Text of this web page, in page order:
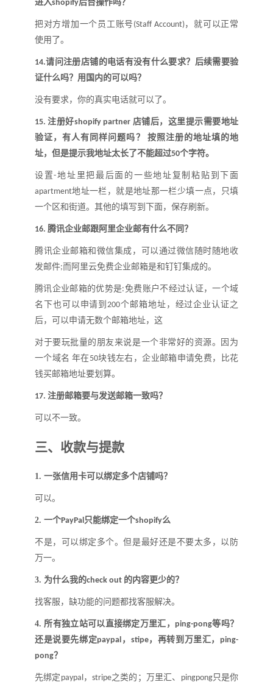
进入shopify后台操作吗？
把对方增加一个员工账号 (Staff Account)，就可以正常
使用了。
14.请问注册店铺的电话有没有什么要求？ 后续需要验
证什么吗？ 用国内的可以吗？
没有要求，你的真实电话就可以了。
15.注册好shopify partner 店铺后，这里提示需要地址
验证，有人有同样问题吗？
按照注册的地址填的地
址，但是提示我地址太长了不能超过50个字符。
设置-地址里把最后面的一些地址复制粘贴到下面
apartment地址一栏，就是地址那一栏少填一点，只填
一个区和街道。其他的填写到下面，保存刷新。
16. 腾讯企业邮跟阿里企业邮有什么不同 ？
腾讯企业邮箱和微信集成，可以通过微信随时随地收
发邮件;而阿里云免费企业邮箱是和钉钉集成的。
腾讯企业邮箱的优势是:免费账户不经过认证，一个域
名下也可以申请到200个邮箱地址，经过企业认证之
后，可以申请无数个邮箱地址，这
对于要玩批量的朋友来说是一个非常好的资源。因为
一个域名 年在 50块钱左右，企业邮箱申请免费，比花
钱买邮箱地址要划算。
17. 注册邮箱要与发送邮箱一致吗？
可以不一致。
三、 收款与提款
1. 一张信用卡可以绑定多个店铺吗？
可以。
2. 一个PayPal只能绑定一个shopify么
不是，可以绑定多个。但是最好还是不要太多，以防
万一。
3. 为什么我的check out 的内容更少的？
找客服，缺功能的问题都找客服解决。
4.所有独立站可以直接绑定万里汇 ，ping-pong等吗？
还是说要先绑定paypal ， stipe，再转到万里汇，ping-
pong？
先绑定 paypal， stripe之类的 ； 万里汇、 pingpong只是你